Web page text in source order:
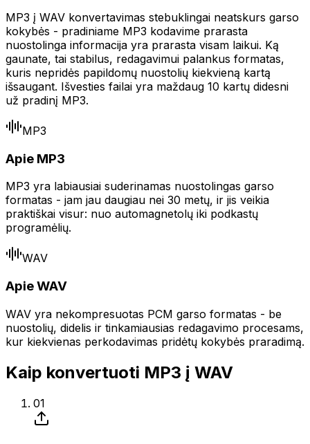
MP3 į WAV konvertavimas stebuklingai neatskurs garso
kokybės - pradiniame MP3 kodavime prarasta
nuostolinga informacija yra prarasta visam laikui. Ką
gaunate, tai stabilus, redagavimui palankus formatas,
kuris nepridės papildomų nuostolių kiekvieną kartą
išsaugant. Išvesties failai yra maždaug 10 kartų didesni
už pradinį MP3.
MP3
Apie MP3
MP3 yra labiausiai suderinamas nuostolingas garso
formatas - jam jau daugiau nei 30 metų, ir jis veikia
praktiškai visur: nuo automagnetolų iki podkastų
programėlių.
WAV
Apie WAV
WAV yra nekompresuotas PCM garso formatas - be
nuostolių, didelis ir tinkamiausias redagavimo procesams,
kur kiekvienas perkodavimas pridėtų kokybės praradimą.
Kaip konvertuoti MP3 į WAV
01